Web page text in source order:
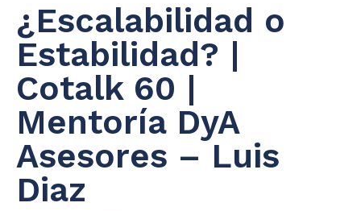
¿Escalabilidad o
Estabilidad? |
Cotalk 60 |
Mentoría DyA
Asesores – Luis
Diaz